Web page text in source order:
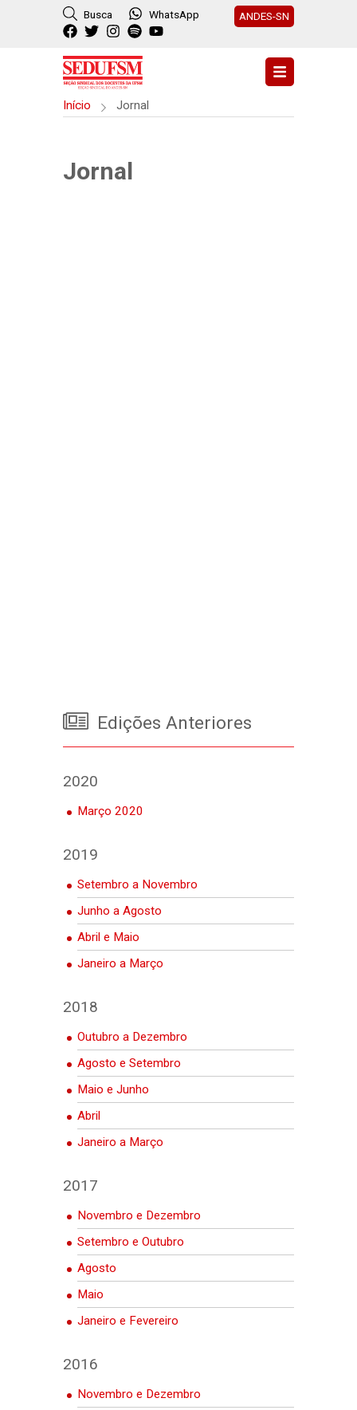
Busca WhatsApp ANDES-SN
Início Jornal
Jornal
Edições Anteriores
2020
Março 2020
2019
Setembro a Novembro
Junho a Agosto
Abril e Maio
Janeiro a Março
2018
Outubro a Dezembro
Agosto e Setembro
Maio e Junho
Abril
Janeiro a Março
2017
Novembro e Dezembro
Setembro e Outubro
Agosto
Maio
Janeiro e Fevereiro
2016
Novembro e Dezembro